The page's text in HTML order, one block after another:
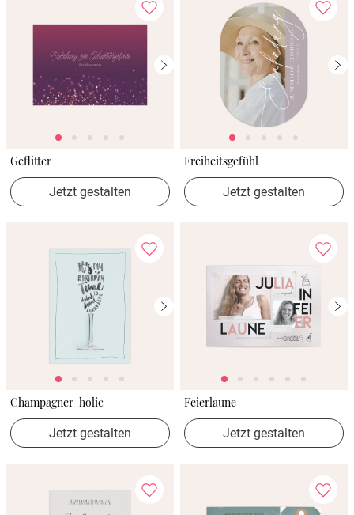
Geflitter
Jetzt gestalten
Freiheitsgefühl
Jetzt gestalten
Champagner-holic
Jetzt gestalten
Feierlaune
Jetzt gestalten